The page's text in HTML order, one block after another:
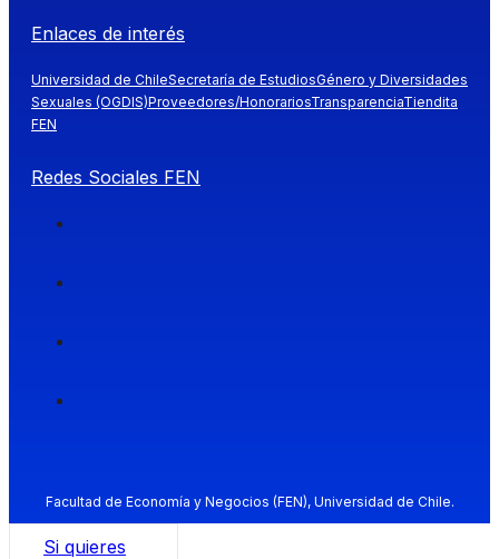
Enlaces de interés
Universidad de ChileSecretaría de EstudiosGénero y Diversidades
Sexuales (OGDIS)Proveedores/HonorariosTransparenciaTiendita
FEN
Redes Sociales FEN
Facultad de Economía y Negocios (FEN), Universidad de Chile.
Si quieres